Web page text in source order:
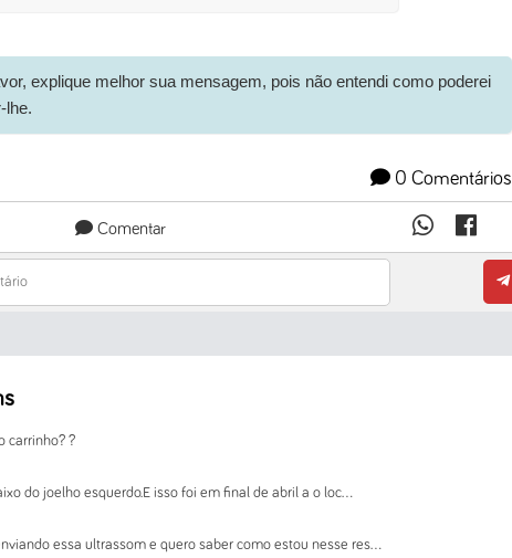
explique melhor sua mensagem, pois não entendi como poderei
lhe.
0 Comentários
Comentar
carrinho? ?
do joelho esquerdo.E isso foi em final de abril a o loc...
essa ultrassom e quero saber como estou nesse res...